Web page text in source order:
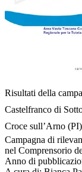
Risultati della
Castelfranco di
Croce sull’Arno
Campagna di
nel Comprensorio
Anno di